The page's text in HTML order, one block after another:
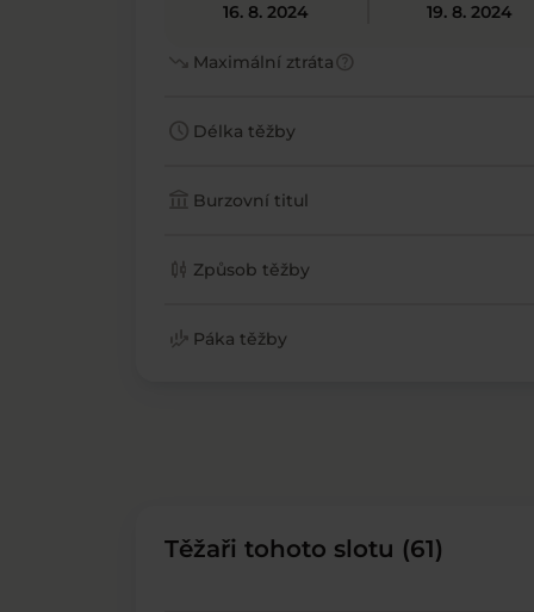
16. 8. 2024
19. 8. 2024
trending_down Maximální ztrátahelp
schedule Délka těžby
account_balance Burzovní titul
candlestick_chart Způsob těžby
finance_mode Páka těžby
Těžaři tohoto slotu (61)